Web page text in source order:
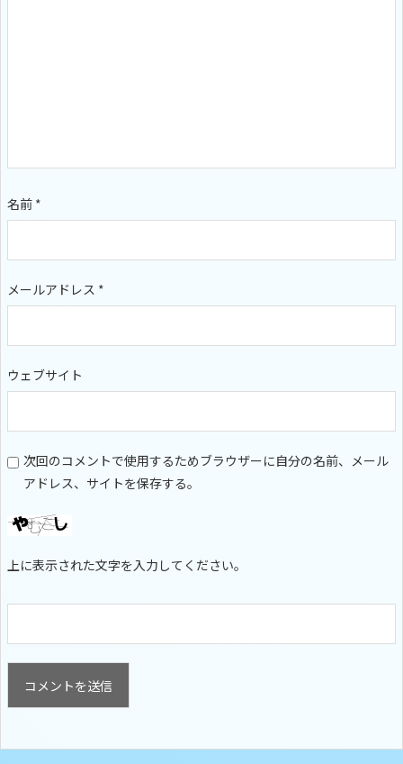
名前 *
メールアドレス *
ウェブサイト
次回のコメントで使用するためブラウザーに自分の名前、メール
アドレス、サイトを保存する。
上に表示された文字を入力してください。